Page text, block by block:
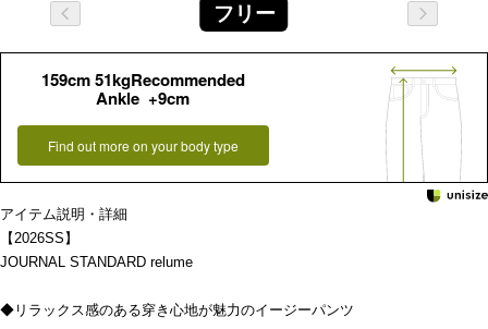
フリー
159cm 51kgRecommended
Ankle +9cm
Find out more on your body type
アイテム説明・詳細
【2026SS】
JOURNAL STANDARD relume
◆リラックス感のある穿き心地が魅力のイージーパンツ